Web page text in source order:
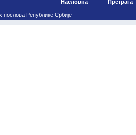
Насловна Претрага
Републике Србије